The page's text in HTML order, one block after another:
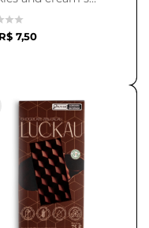
- luckau
R$ 7,50